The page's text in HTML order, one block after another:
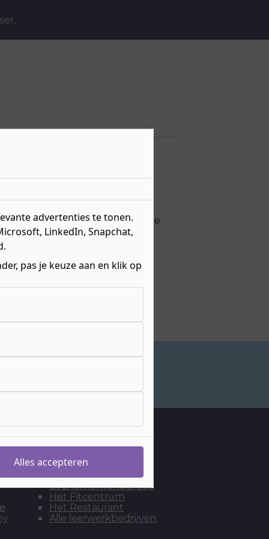
we voegen regelmatig nieuwe
Onze leerwerkbedrijven
De Kapsalon
Evenementenbureau
Het Fitcentrum
Het Restaurant
Alle leerwerkbedrijven
advertenties te tonen.
LinkedIn, Snapchat,
pas je keuze aan en klik op
Alles accepteren